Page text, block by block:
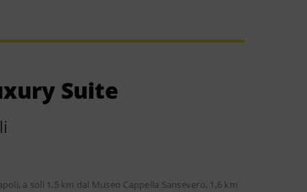
Suite
a soli 1,5 km dal Museo Cappella Sansevero, 1,6 km